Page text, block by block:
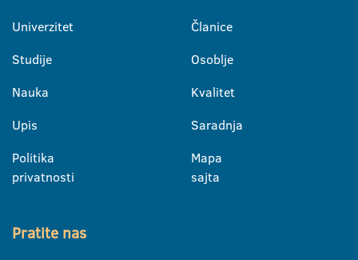
Univerzitet
Studije
Nauka
Upis
Politika
privatnosti
Članice
Osoblje
Kvalitet
Saradnja
Mapa
sajta
Pratite nas